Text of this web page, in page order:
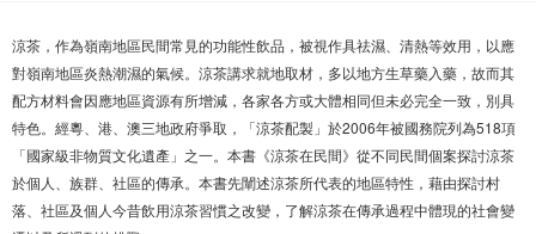
涼茶，作為嶺南地區民間常見的功能性飲品，被視作具祛濕、清熱等效用，以應
對嶺南地區炎熱潮濕的氣候。涼茶講求就地取材，多以地方生草藥入藥，故而其
配方材料會因應地區資源有所增減，各家各方或大體相同但未必完全一致，別具
特色。經粵、港、澳三地政府爭取，「涼茶配製」於2006年被國務院列為518項
「國家級非物質文化遺產」之一。本書《涼茶在民間》從不同民間個案探討涼茶
於個人、族群、社區的傳承。本書先闡述涼茶所代表的地區特性，藉由探討村
落、社區及個人今昔飲用涼茶習慣之改變，了解涼茶在傳承過程中體現的社會變